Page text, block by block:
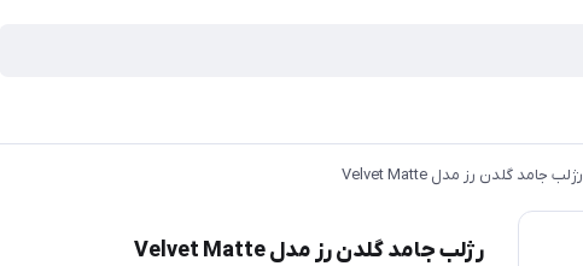
رژلب جامد گلدن رز مدل Velvet Matte
رژلب جامد گلدن رز مدل Velvet Matte